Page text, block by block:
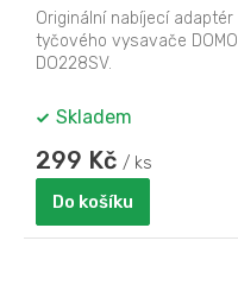
DOMO DO228SV-97
Originální nabíjecí adaptér
tyčového vysavače DOMO
DO228SV.
Skladem
299 Kč / ks
Do košíku